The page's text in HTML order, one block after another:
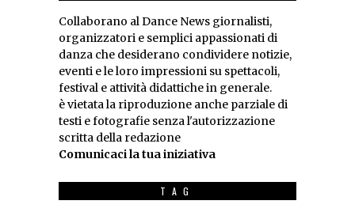
Collaborano al Dance News giornalisti,
organizzatori e semplici appassionati di
danza che desiderano condividere notizie,
eventi e le loro impressioni su spettacoli,
festival e attività didattiche in generale.
è vietata la riproduzione anche parziale di
testi e fotografie senza l'autorizzazione
scritta della redazione
Comunicaci la tua iniziativa
TAG